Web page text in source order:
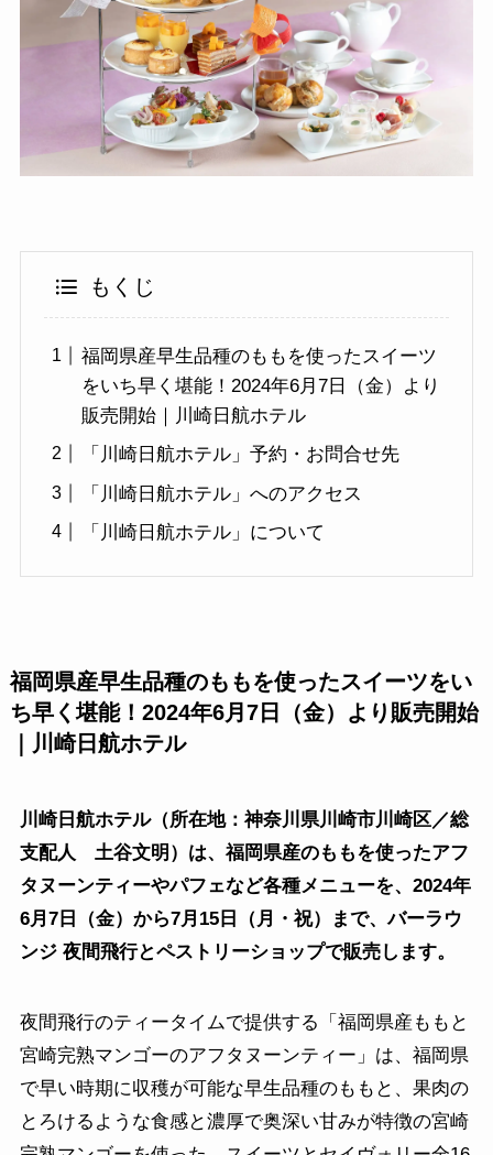
もくじ
福岡県産早生品種のももを使ったスイーツ
をいち早く堪能！2024年6月7日（金）より
販売開始｜川崎日航ホテル
「川崎日航ホテル」予約・お問合せ先
「川崎日航ホテル」へのアクセス
「川崎日航ホテル」について
福岡県産早生品種のももを使ったスイーツをい
ち早く堪能！2024年6月7日（金）より販売開始
｜川崎日航ホテル
川崎日航ホテル（所在地：神奈川県川崎市川崎区／総
支配人 土谷文明）は、福岡県産のももを使ったアフ
タヌーンティーやパフェなど各種メニューを、2024年
6月7日（金）から7月15日（月・祝）まで、バーラウ
ンジ 夜間飛行とペストリーショップで販売します。
夜間飛行のティータイムで提供する「福岡県産ももと
宮崎完熟マンゴーのアフタヌーンティー」は、福岡県
で早い時期に収穫が可能な早生品種のももと、果肉の
とろけるような食感と濃厚で奥深い甘みが特徴の宮崎